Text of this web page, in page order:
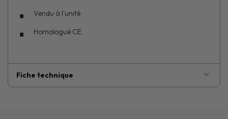
Vendu à l'unité
Homologué CE
Fiche technique